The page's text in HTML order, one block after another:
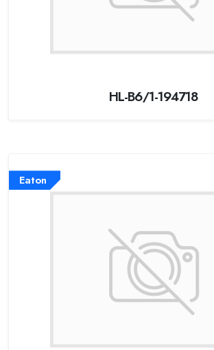
HL-B6/1-194718
Eaton